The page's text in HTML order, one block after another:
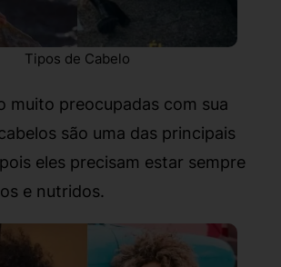
Tipos de Cabelo
muito preocupadas com sua
são uma das principais
eles precisam estar sempre
e nutridos.